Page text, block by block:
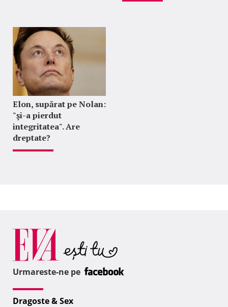
Elon, supărat pe Nolan:
"şi-a pierdut
integritatea". Are
dreptate?
Urmareste-ne pe
Dragoste & Sex